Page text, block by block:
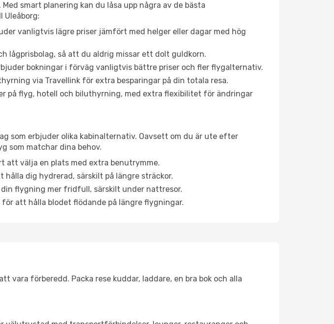
smart planering kan du låsa upp några av de bästa
Uleåborg:
vanligtvis lägre priser jämfört med helger eller dagar med hög
lågprisbolag, så att du aldrig missar ett dolt guldkorn.
bokningar i förväg vanligtvis bättre priser och fler flygalternativ.
via Travellink för extra besparingar på din totala resa.
på flyg, hotell och biluthyrning, med extra flexibilitet för ändringar
som erbjuder olika kabinalternativ. Oavsett om du är ute efter
som matchar dina behov.
att välja en plats med extra benutrymme.
dig hydrerad, särskilt på längre sträckor.
flygning mer fridfull, särskilt under nattresor.
att hålla blodet flödande på längre flygningar.
vara förberedd. Packa rese kuddar, laddare, en bra bok och alla